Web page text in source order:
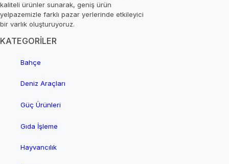
kaliteli ürünler sunarak, geniş ürün
yelpazemizle farklı pazar yerlerinde etkileyici
bir varlık oluşturuyoruz.
KATEGORİLER
Bahçe
Deniz Araçları
Güç Ürünleri
Gıda İşleme
Hayvancılık